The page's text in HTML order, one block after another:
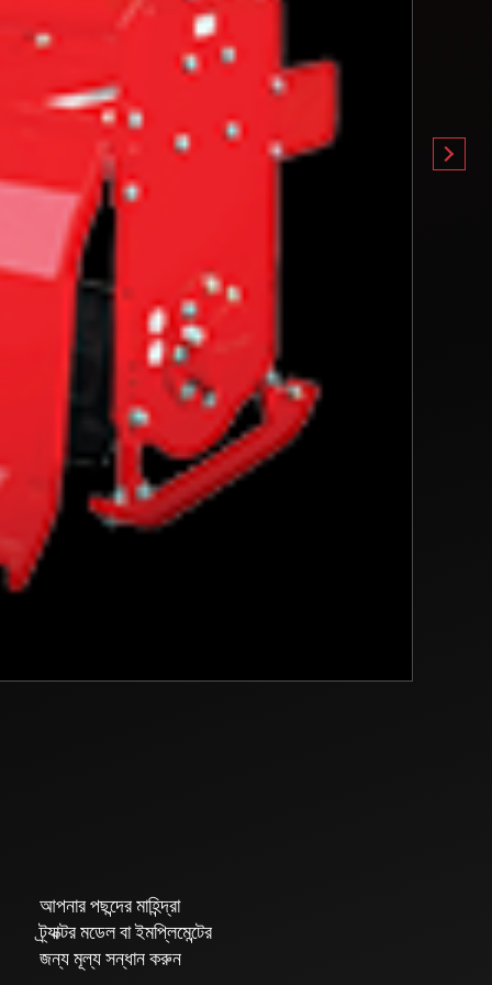
আপনার পছন্দের মাহিন্দ্রা
ট্র্যাক্টর মডেল বা ইমপ্লিমেন্টের
জন্য মূল্য সন্ধান করুন